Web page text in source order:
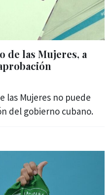
de las Mujeres, a
las Mujeres no puede
del gobierno cubano.